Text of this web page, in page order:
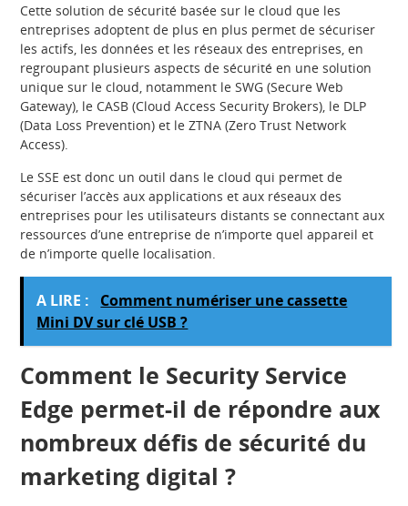
Cette solution de sécurité basée sur le cloud que les
entreprises adoptent de plus en plus permet de sécuriser
les actifs, les données et les réseaux des entreprises, en
regroupant plusieurs aspects de sécurité en une solution
unique sur le cloud, notamment le SWG (Secure Web
Gateway), le CASB (Cloud Access Security Brokers), le DLP
(Data Loss Prevention) et le ZTNA (Zero Trust Network
Access).
Le SSE est donc un outil dans le cloud qui permet de
sécuriser l’accès aux applications et aux réseaux des
entreprises pour les utilisateurs distants se connectant aux
ressources d’une entreprise de n’importe quel appareil et
de n’importe quelle localisation.
A LIRE :
Comment numériser une cassette
Mini DV sur clé USB ?
Comment le Security Service
Edge permet-il de répondre aux
nombreux défis de sécurité du
marketing digital ?